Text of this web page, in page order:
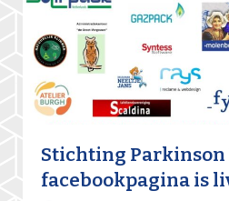
Stichting Parkinson
facebookpagina is